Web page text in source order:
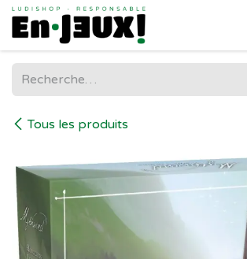
Se rendre au contenu
Tous les produits